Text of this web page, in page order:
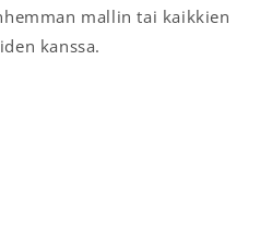
mallin tai kaikkien
kanssa.